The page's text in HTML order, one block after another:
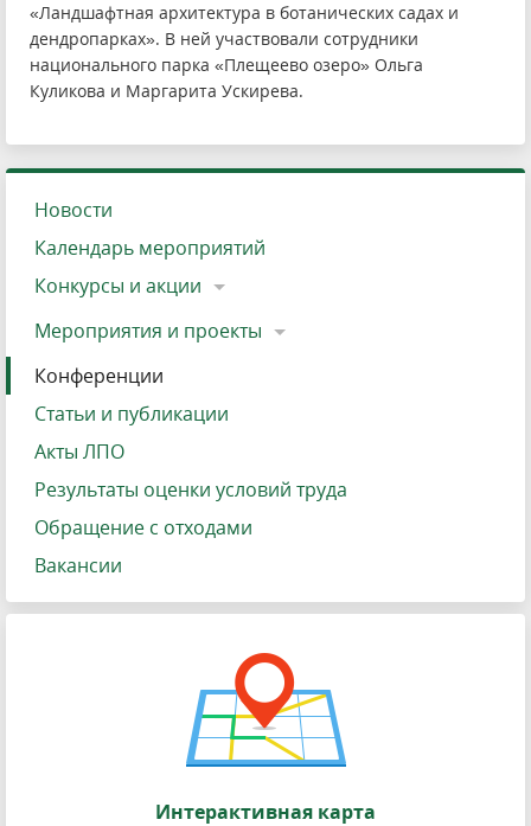
«Ландшафтная архитектура в ботанических садах и
дендропарках». В ней участвовали сотрудники
национального парка «Плещеево озеро» Ольга
Куликова и Маргарита Ускирева.
Новости
Календарь мероприятий
Конкурсы и акции
Мероприятия и проекты
Конференции
Статьи и публикации
Акты ЛПО
Результаты оценки условий труда
Обращение с отходами
Вакансии
Интерактивная карта